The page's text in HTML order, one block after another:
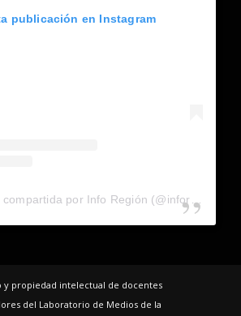
publicación en Instagram
y propiedad intelectual de docentes
del Laboratorio de Medios de la